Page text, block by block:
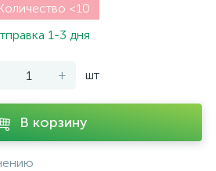
<10
1-3 дня
+ шт
В корзину